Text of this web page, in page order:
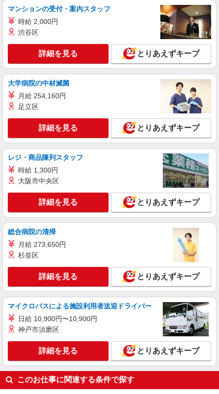
諏訪市内 ※上諏訪駅周辺
詳細を見る
NEW
≪諏訪市≫介護の現場で心を燃やせ！！！デ
イサービスSTAFF
時給1500円〜2125円 ＜日払い有/週払い有/交
キープ 詳細を見る
派遣社員
株式会社kotrio /●MT-H-2157600
NEW
障がい者支援＊軽作業見守りやお手伝いなど
時給1500円〜2125円 ＜日払い有/週払い有/交
通費全支給(ガソリン代含む)＞
諏訪市
キープ
派遣社員
株式会社kotrio /●MT-H-2160098
NEW
諏訪市＊グループホームで家事・生活サポー
トのお仕事♪
時給1500円〜2125円 ＜日払い有/週払い有/交
通費全支給(ガソリン代含む)＞
キープ 詳細を見る
マンションの受付・案内スタッフ
時給 2,000円
渋谷区
詳細を見る とりあえずキープ
大学病院の中材滅菌
月給 254,160円
足立区
詳細を見る とりあえずキープ
レジ・商品陳列スタッフ
時給 1,300円
大阪市中央区
詳細を見る とりあえずキープ
総合病院の清掃
月給 273,650円
杉並区
詳細を見る とりあえずキープ
マイクロバスによる施設利用者送迎ドライバー
日給 10,900円〜10,900円
神戸市須磨区
詳細を見る とりあえずキープ
このお仕事に関連する条件で探す